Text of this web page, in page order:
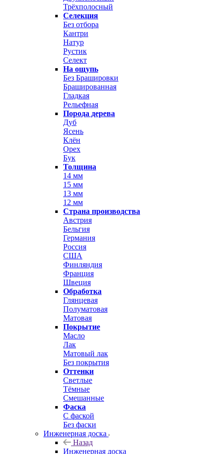
Трёхполосный
Селекция
Без отбора
Кантри
Натур
Рустик
Селект
На ощупь
Без Брашировки
Брашированная
Гладкая
Рельефная
Порода дерева
Дуб
Ясень
Клён
Орех
Бук
Толщина
14 мм
15 мм
13 мм
12 мм
Страна производства
Австрия
Бельгия
Германия
Россия
США
Финляндия
Франция
Швеция
Обработка
Глянцевая
Полуматовая
Матовая
Покрытие
Масло
Лак
Матовый лак
Без покрытия
Оттенки
Светлые
Тёмные
Смешанные
Фаска
С фаской
Без фаски
Инженерная доска
Назад
Инженерная доска